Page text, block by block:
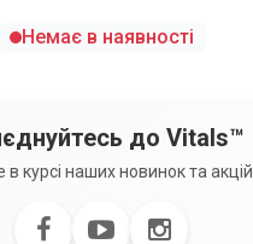
Немає в наявності
до Vitals™
в курсі наших новинок та акцій